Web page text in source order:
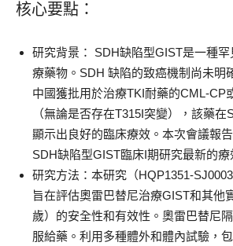
核心要點：
研究背景 ： SDH缺陷型GIST是一種
療藥物。SDH 缺陷的致癌機制尚未明
中國獲批用於治療TKI耐藥的CML-CP
（無論是否存在T315I突變），該藥
顯示出良好的臨床療效。本次會議報
SDH缺陷型GIST臨床I期研究最新的療
研究方法 ：本研究（HQP1351-
旨在評估奧雷巴替尼治療GIST和其他
歲）的安全性和有效性。奧雷巴替尼
服給藥。利用多種體外和體內試驗，